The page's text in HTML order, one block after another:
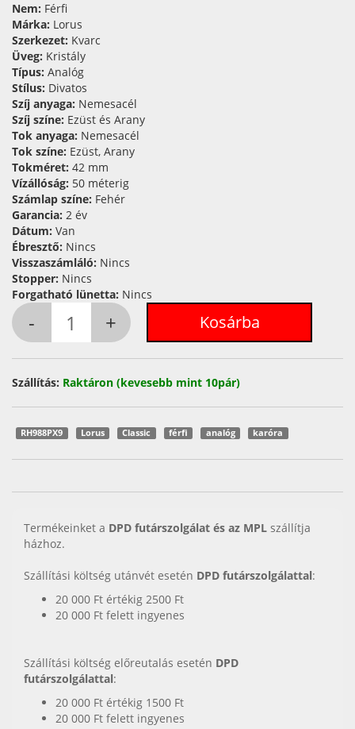
Nem: Férfi
Márka: Lorus
Szerkezet: Kvarc
Üveg: Kristály
Típus: Analóg
Stílus: Divatos
Szíj anyaga: Nemesacél
Szíj színe: Ezüst és Arany
Tok anyaga: Nemesacél
Tok színe: Ezüst, Arany
Tokméret: 42 mm
Vízállóság: 50 méterig
Számlap színe: Fehér
Garancia: 2 év
Dátum: Van
Ébresztő: Nincs
Visszaszámláló: Nincs
Stopper: Nincs
Forgatható lünetta: Nincs
Szállítás: Raktáron (kevesebb mint 10pár)
RH988PX9 Lorus Classic férfi analóg karóra
Termékeinket a DPD futárszolgálat és az MPL szállítja
házhoz.
Szállítási költség utánvét esetén DPD futárszolgálattal:
20 000 Ft értékig 2500 Ft
20 000 Ft felett ingyenes
Szállítási költség előreutalás esetén DPD
futárszolgálattal:
20 000 Ft értékig 1500 Ft
20 000 Ft felett ingyenes